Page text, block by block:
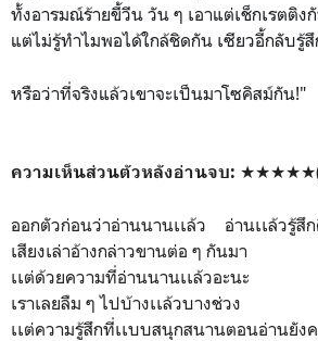
ทั้งอารมณ์ร้ายขี้วีน วัน ๆ เอาแต่เช็กเรตติง
แต่ไม่รู้ทำไมพอได้ใกล้ชิดกน เซียวอี้กลับรู้
หรือว่าที่จริงแล้วเขาจะเป็นมาโซคิสม์กัน!"
ความเห็นส่วนตัวหลังอ่านจบ:
ออกตัวก่อนว่าอ่านนานเเล้ว อ่านเเล้วรู้สึก
เสียงเล่าอ้างกล่าวขานต่อ ๆ กันมา
เเต่ด้วยความที่อ่านนานเเล้วอะนะ
เราเลยลืม ๆ ไปบ้างเเล้วบางช่วง
เเต่ความรู้สึกที่เเบบสนุกสนานตอนอ่านยัง